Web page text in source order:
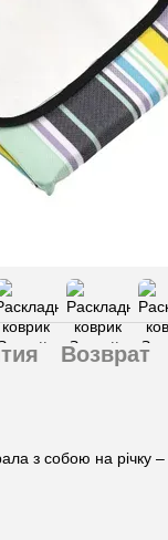
Возврат
з собою на річку –